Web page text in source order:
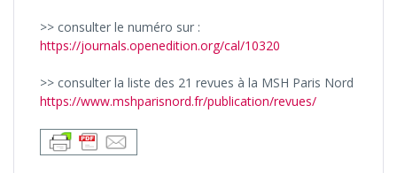
>> consulter le numéro sur :
https://journals.openedition.org/cal/10320
>> consulter la liste des 21 revues à la MSH Paris Nord
https://www.mshparisnord.fr/publication/revues/